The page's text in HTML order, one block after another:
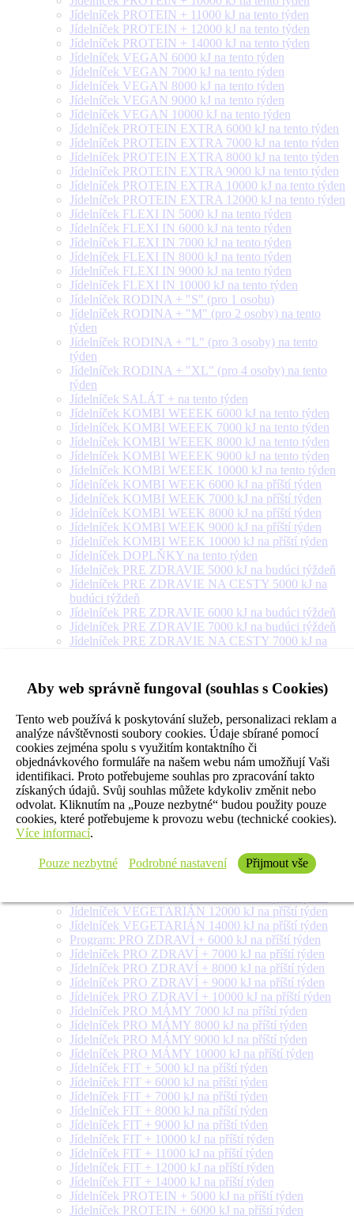
Aby web správně fungoval (souhlas s Cookies)
Tento web používá k poskytování služeb, personalizaci reklam a
analýze návštěvnosti soubory cookies. Údaje sbírané pomocí
cookies zejména spolu s využitím kontaktního či
objednávkového formuláře na našem webu nám umožňují Vaši
identifikaci. Proto potřebujeme souhlas pro zpracování takto
získaných údajů. Svůj souhlas můžete kdykoliv změnit nebo
odvolat. Kliknutím na „Pouze nezbytné“ budou použity pouze
cookies, které potřebujeme k provozu webu (technické cookies).
Více informací.
Pouze nezbytné Podrobné nastavení Přijmout vše
Jídelníček PROTEIN + 11000 kJ na tento týden
Jídelníček PROTEIN + 12000 kJ na tento týden
Jídelníček PROTEIN + 14000 kJ na tento týden
Jídelníček VEGAN 6000 kJ na tento týden
Jídelníček VEGAN 7000 kJ na tento týden
Jídelníček VEGAN 8000 kJ na tento týden
Jídelníček VEGAN 9000 kJ na tento týden
Jídelníček VEGAN 10000 kJ na tento týden
Jídelníček PROTEIN EXTRA 6000 kJ na tento týden
Jídelníček PROTEIN EXTRA 7000 kJ na tento týden
Jídelníček PROTEIN EXTRA 8000 kJ na tento týden
Jídelníček PROTEIN EXTRA 9000 kJ na tento týden
Jídelníček PROTEIN EXTRA 10000 kJ na tento týden
Jídelníček PROTEIN EXTRA 12000 kJ na tento týden
Jídelníček FLEXI IN 5000 kJ na tento týden
Jídelníček FLEXI IN 6000 kJ na tento týden
Jídelníček FLEXI IN 7000 kJ na tento týden
Jídelníček FLEXI IN 8000 kJ na tento týden
Jídelníček FLEXI IN 9000 kJ na tento týden
Jídelníček FLEXI IN 10000 kJ na tento týden
Jídelníček RODINA + "S" (pro 1 osobu)
Jídelníček RODINA + "M" (pro 2 osoby) na tento
týden
Jídelníček RODINA + "L" (pro 3 osoby) na tento
týden
Jídelníček RODINA + "XL" (pro 4 osoby) na tento
týden
Jídelníček SALÁT + na tento týden
Jídelníček KOMBI WEEEK 6000 kJ na tento týden
Jídelníček KOMBI WEEEK 7000 kJ na tento týden
Jídelníček KOMBI WEEEK 8000 kJ na tento týden
Jídelníček KOMBI WEEEK 9000 kJ na tento týden
Jídelníček KOMBI WEEEK 10000 kJ na tento týden
Jídelníček KOMBI WEEK 6000 kJ na příští týden
Jídelníček KOMBI WEEK 7000 kJ na příští týden
Jídelníček KOMBI WEEK 8000 kJ na příští týden
Jídelníček KOMBI WEEK 9000 kJ na příští týden
Jídelníček KOMBI WEEK 10000 kJ na příští týden
Jídelníček DOPLŇKY na tento týden
Jídelníček PRE ZDRAVIE 5000 kJ na budúci týždeň
Jídelníček PRE ZDRAVIE NA CESTY 5000 kJ na
budúci týždeň
Jídelníček PRE ZDRAVIE 6000 kJ na budúci týždeň
Jídelníček PRE ZDRAVIE 7000 kJ na budúci týždeň
Jídelníček PRE ZDRAVIE NA CESTY 7000 kJ na
Jídelníček PRE ZDRAVIE NA CESTY 8000 kJ na
budúci týždeň
Jídelníček PRE ZDRAVIE 9000 kJ na budúci týždeň
Jídelníček PRE ZDRAVIE NA CESTY 9000 kJ na
budúci týždeň
Jídelníček PRE ZDRAVIE 10000 kJ na budúci týždeň
Jídelníček PRE ZDRAVIE 12000 kJ na budúci týždeň
Jídelníček PRE ZDRAVIE 14000 kJ na budúci týždeň
Jídelníček PRE ZDRAVIE NA CESTY 10000 kJ na
budúci týždeň
Jídelníček VEGETARIÁN 5000 kJ na příští týden
Jídelníček VEGETARIÁN 6000 kJ na příští týden
Jídelníček VEGETARIÁN 7000 kJ na příští týden
Jídelníček VEGETARIÁN 8000 kJ na příští týden
Jídelníček VEGETARIÁN 12000 kJ na příští týden
Jídelníček VEGETARIÁN 14000 kJ na příští týden
Program: PRO ZDRAVÍ + 6000 kJ na příští týden
Jídelníček PRO ZDRAVÍ + 7000 kJ na příští týden
Jídelníček PRO ZDRAVÍ + 8000 kJ na příští týden
Jídelníček PRO ZDRAVÍ + 9000 kJ na příští týden
Jídelníček PRO ZDRAVÍ + 10000 kJ na příští týden
Jídelníček PRO MÁMY 7000 kJ na příští týden
Jídelníček PRO MÁMY 8000 kJ na příští týden
Jídelníček PRO MÁMY 9000 kJ na příští týden
Jídelníček PRO MÁMY 10000 kJ na příští týden
Jídelníček FIT + 5000 kJ na příští týden
Jídelníček FIT + 6000 kJ na příští týden
Jídelníček FIT + 7000 kJ na příští týden
Jídelníček FIT + 8000 kJ na příští týden
Jídelníček FIT + 9000 kJ na příští týden
Jídelníček FIT + 10000 kJ na příští týden
Jídelníček FIT + 11000 kJ na příští týden
Jídelníček FIT + 12000 kJ na příští týden
Jídelníček FIT + 14000 kJ na příští týden
Jídelníček PROTEIN + 5000 kJ na příští týden
Jídelníček PROTEIN + 6000 kJ na příští týden